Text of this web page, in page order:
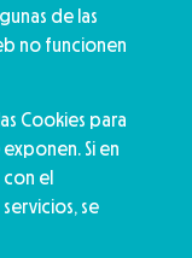
de las
no funcionen
Cookies para
Si en
el
se